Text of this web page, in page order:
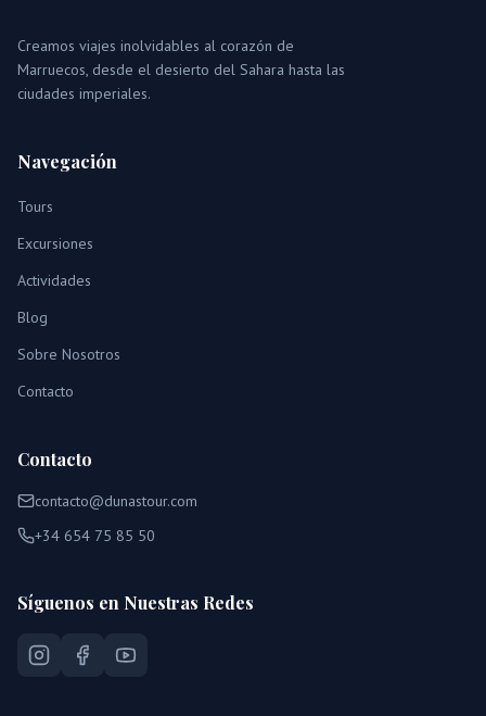
Creamos viajes inolvidables al corazón de
Marruecos, desde el desierto del Sahara hasta las
ciudades imperiales.
Navegación
Tours
Excursiones
Actividades
Blog
Sobre Nosotros
Contacto
Contacto
contacto@dunastour.com
+34 654 75 85 50
Síguenos en Nuestras Redes